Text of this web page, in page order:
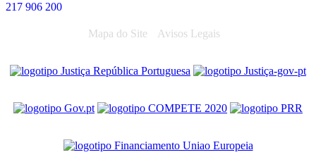
217 906 200
Mapa do Site Avisos Legais